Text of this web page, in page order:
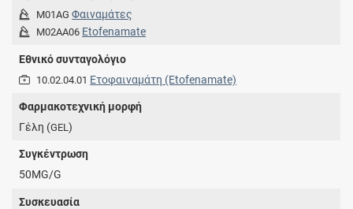
M01AG Φαιναμάτες
M02AA06 Etofenamate
Εθνικό συνταγολόγιο
10.02.04.01 Ετοφαιναμάτη (Etofenamate)
Φαρμακοτεχνική μορφή
Γέλη (GEL)
Συγκέντρωση
50MG/G
Συσκευασία